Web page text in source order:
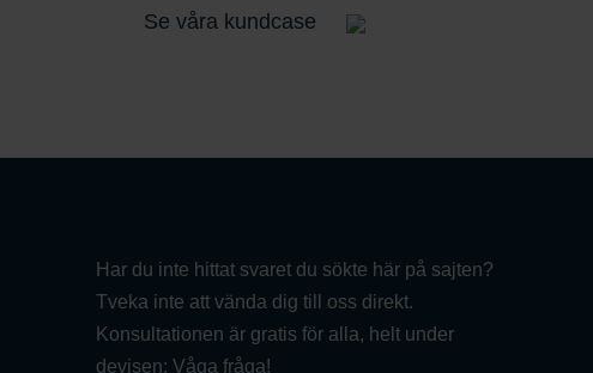
Se våra kundcase
Har du inte hittat svaret du sökte här på sajten?
Tveka inte att vända dig till oss direkt.
Konsultationen är gratis för alla, helt under
devisen: Våga fråga!